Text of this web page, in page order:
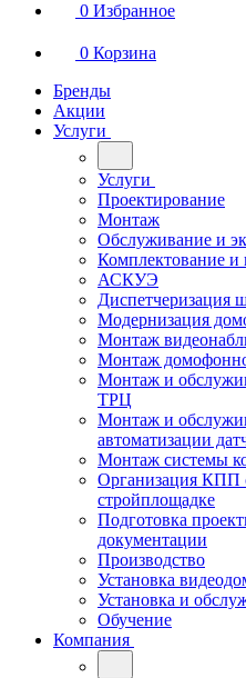
0 Избранное
0 Корзина
Бренды
Акции
Услуги
Услуги
Проектирование
Монтаж
Обслуживание и
Комплектование и
АСКУЭ
Диспетчеризация
Модернизация
Монтаж
Монтаж
Монтаж и
ТРЦ
Монтаж и
автоматизации
Монтаж системы
Организация КПП
стройплощадке
Подготовка
документации
Производство
Установка
Установка и
Обучение
Компания